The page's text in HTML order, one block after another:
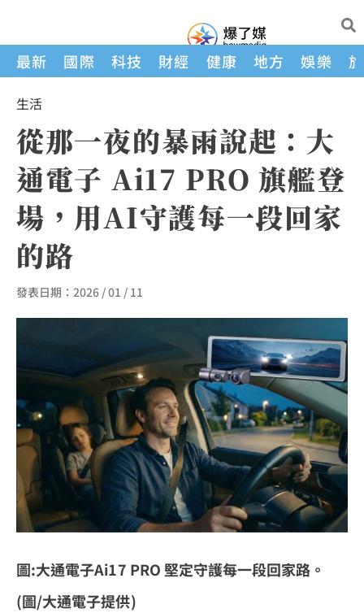
最新 國際 科技 財經 健康 地方 娛樂
生活
從那一夜的暴雨說起：大
通電子 Ai17 PRO 旗艦登
場，用AI守護每一段回家
的路
發表日期： 2026 / 01 / 11
圖:大通電子Ai17 PRO 堅定守護每一段回家路。
(圖/大通電子提供)